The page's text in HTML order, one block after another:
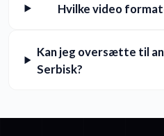
Hvilke video
Kan jeg oversætte til
Serbisk?